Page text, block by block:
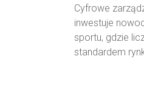
Cyfrowe
inwestuje
sportu, gdzie
standardem